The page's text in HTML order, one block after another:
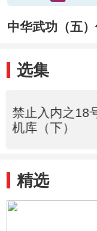
中华武功（五
选集
禁止入内之18
机库（下）
精选